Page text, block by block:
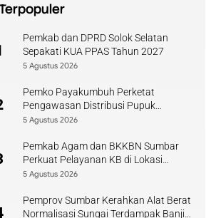
Pemkab dan DPRD Solok Selatan
Sepakati KUA PPAS Tahun 2027
5 Agustus 2026
Pemko Payakumbuh Perketat
Pengawasan Distribusi Pupuk
Bersubsidi bagi Petani Lokal
5 Agustus 2026
Pemkab Agam dan BKKBN Sumbar
Perkuat Pelayanan KB di Lokasi
Bencana
5 Agustus 2026
Pemprov Sumbar Kerahkan Alat Berat
Normalisasi Sungai Terdampak Banjir